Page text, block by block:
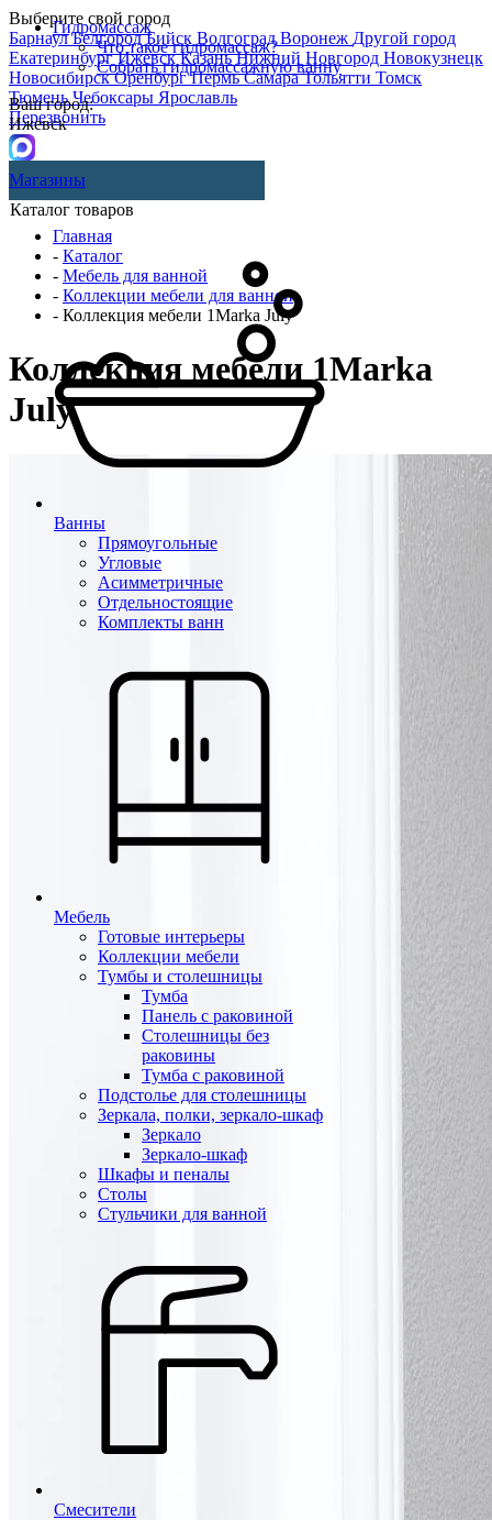
Выберите свой город
БарнаулБелгородБийск ВолгоградВоронеж Другой город
ЕкатеринбургИжевскКазаньНижний Новгород Новокузнецк
НовосибирскОренбургПермьСамараТольятти Томск
ТюменьЧебоксары Ярославль
Перезвонить
Гидромассаж
Что такое гидромассаж?
Собрать гидромассажную ванну
Ваш город:
Ижевск
Магазины
Каталог товаров
Ванны
Прямоугольные
Угловые
Асимметричные
Отдельностоящие
Комплекты ванн
Мебель
Готовые интерьеры
Коллекции мебели
Тумбы и столешницы
Тумба
Панель с раковиной
Столешницы без
раковины
Тумба с раковиной
Подстолье для столешницы
Зеркала, полки, зеркало-шкаф
Зеркало
Зеркало-шкаф
Шкафы и пеналы
Столы
Стульчики для ванной
Смесители
Главная
- Каталог
- Мебель для ванной
- Коллекции мебели для ванной
- Коллекция мебели 1Marka July
Коллекция мебели 1Marka
July